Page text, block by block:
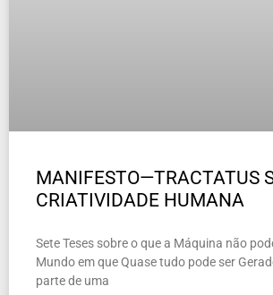
MANIFESTO—TRACTATUS
CRIATIVIDADE HUMANA
Sete Teses sobre o que a Máquina não
Mundo em que Quase tudo pode ser
parte de uma